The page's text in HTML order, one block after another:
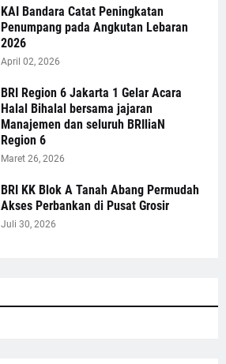
KAI Bandara Catat Peningkatan
Penumpang pada Angkutan Lebaran
2026
April 02, 2026
BRI Region 6 Jakarta 1 Gelar Acara
Halal Bihalal bersama jajaran
Manajemen dan seluruh BRIliaN
Region 6
Maret 26, 2026
BRI KK Blok A Tanah Abang Permudah
Akses Perbankan di Pusat Grosir
Juli 30, 2026